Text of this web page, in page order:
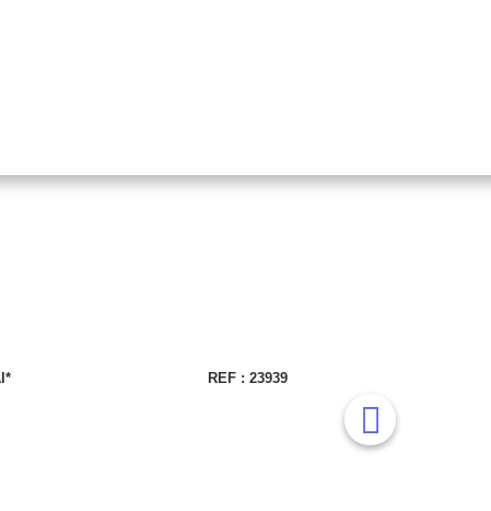
REF : 23939